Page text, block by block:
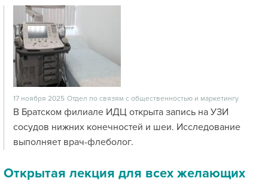
17 ноября 2025 Отдел по связям с общественностью и маркетингу
В Братском филиале ИДЦ открыта запись на УЗИ
сосудов нижних конечностей и шеи. Исследование
выполняет врач-флеболог.
Открытая лекция для всех желающих